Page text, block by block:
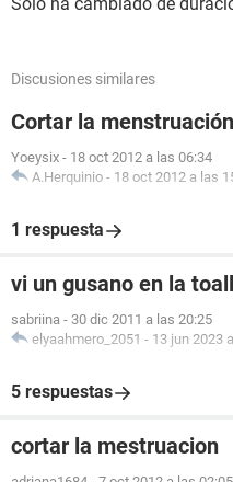
Discusiones similares
Cortar la menstruación
Yoeysix - 18 oct 2012 a las 06:34
A.Herquinio - 18 oct 2012 a las
1 respuesta
vi un gusano en la
sabriina - 30 dic 2011 a las 20:25
elyaahmero_2051 - 13 jun 2023
5 respuestas
cortar la mestruacion